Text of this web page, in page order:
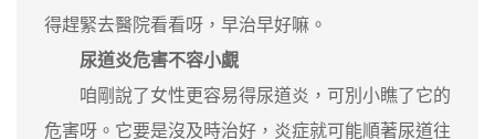
得趕緊去醫院看看呀，早治早好嘛。
尿道炎危害不容小覷
咱剛說了女性更容易得尿道炎，可別小瞧了它的
危害呀。它要是沒及時治好，炎症就可能順著尿道往